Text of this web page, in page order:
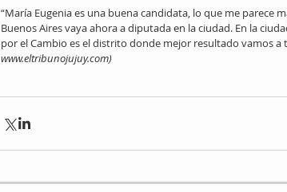
“María Eugenia es una buena candidata, lo que me parece
Buenos Aires vaya ahora a diputada en la ciudad. En la
por el Cambio es el distrito donde mejor resultado vamos a
www.eltribunojujuy.com)